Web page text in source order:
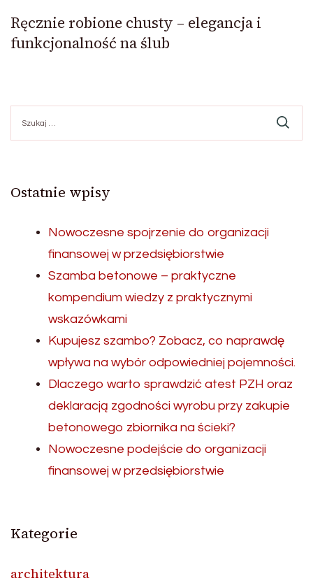
Ręcznie robione chusty – elegancja i
funkcjonalność na ślub
Ostatnie wpisy
Nowoczesne spojrzenie do organizacji
finansowej w przedsiębiorstwie
Szamba betonowe – praktyczne
kompendium wiedzy z praktycznymi
wskazówkami
Kupujesz szambo? Zobacz, co naprawdę
wpływa na wybór odpowiedniej pojemności.
Dlaczego warto sprawdzić atest PZH oraz
deklaracją zgodności wyrobu przy zakupie
betonowego zbiornika na ścieki?
Nowoczesne podejście do organizacji
finansowej w przedsiębiorstwie
Kategorie
architektura